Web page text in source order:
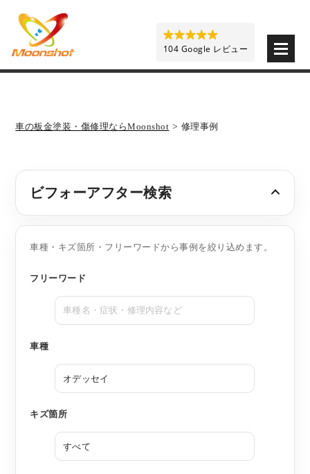
車の板金塗装・傷修理ならMoonshot > 修理事例
ビフォーアフター検索
車種・キズ箇所・フリーワードから事例を絞り込めます。
フリーワード
車種
キズ箇所
104 Google レビュー